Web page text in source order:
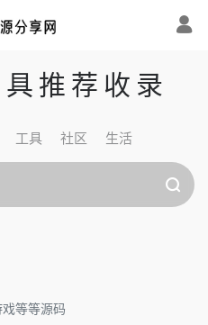
推荐收录
工具 社区 生活
等等源码